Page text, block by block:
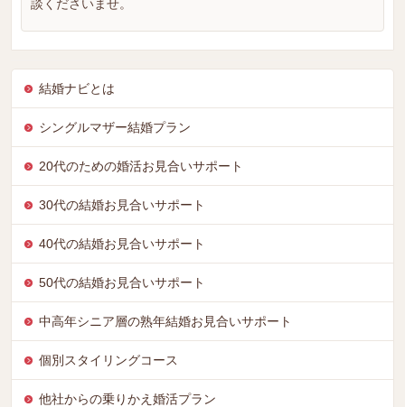
談くださいませ。
結婚ナビとは
シングルマザー結婚プラン
20代のための婚活お見合いサポート
30代の結婚お見合いサポート
40代の結婚お見合いサポート
50代の結婚お見合いサポート
中高年シニア層の熟年結婚お見合いサポート
個別スタイリングコース
他社からの乗りかえ婚活プラン